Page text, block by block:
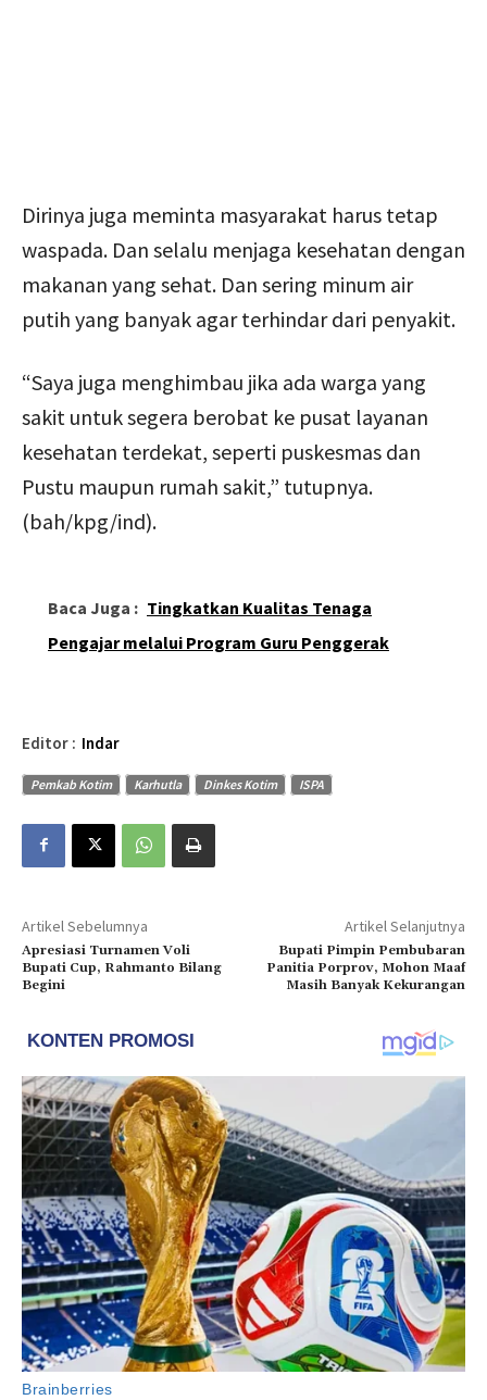
Dirinya juga meminta masyarakat harus tetap
waspada. Dan selalu menjaga kesehatan dengan
makanan yang sehat. Dan sering minum air
putih yang banyak agar terhindar dari penyakit.
“Saya juga menghimbau jika ada warga yang
sakit untuk segera berobat ke pusat layanan
kesehatan terdekat, seperti puskesmas dan
Pustu maupun rumah sakit,” tutupnya.
(bah/kpg/ind).
Baca Juga : Tingkatkan Kualitas Tenaga
Pengajar melalui Program Guru Penggerak
Editor : Indar
Pemkab Kotim Karhutla Dinkes Kotim ISPA
Artikel Sebelumnya
Apresiasi Turnamen Voli
Bupati Cup, Rahmanto Bilang
Begini
Artikel Selanjutnya
Bupati Pimpin Pembubaran
Panitia Porprov, Mohon Maaf
Masih Banyak Kekurangan